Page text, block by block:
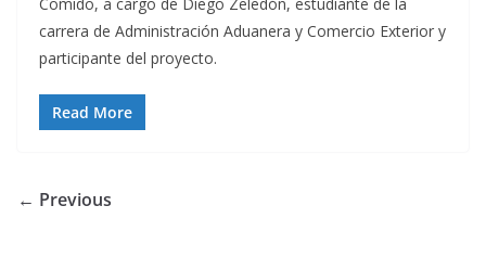
carrera de Administración Aduanera y Comercio Exterior y
participante del proyecto.
Read More
← Previous